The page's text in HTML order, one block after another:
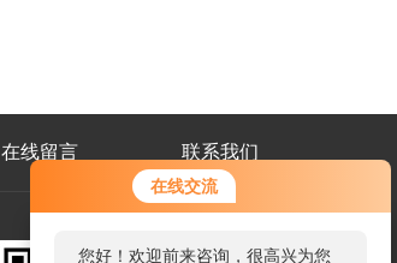
在线交流
您好！欢迎前来咨询，很高兴为您
在线留言 联系我们
公